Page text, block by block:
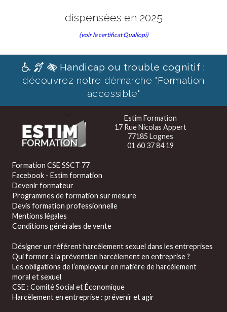
dispensées en 2025
(voir le certificat Qualiopi)
Handicap ou trouble cognitif :
découvrez notre démarche "Formation
accessible"
Estim Formation
17 Rue Nicolas Appert
77185 Lognes
01 60 37 84 19
Formation CSE SSCT 77
Facebook - Estim formation
Devenir formateur
Programmes de formation sur mesure
Devis formation professionnelle
Mentions légales
Conditions générales de vente
Désigner un référent harcèlement sexuel dans les entreprises
Qui former à la prévention harcèlement en entreprise ?
Les obligations de l’employeur en matière de harcèlement
moral et sexuel
CSE : Comité Social et Économique
Harcèlement en entreprise : prévenir et agir